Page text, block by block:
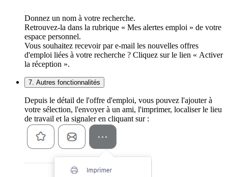
Donnez un nom à votre recherche.
Retrouvez-la dans la rubrique « Mes alertes emploi » de votre
espace personnel.
Vous souhaitez recevoir par e-mail les nouvelles offres
d'emploi liées à votre recherche ? Cliquez sur le lien « Activer
la réception ».
7. Autres fonctionnalités
Depuis le détail de l'offre d'emploi, vous pouvez l'ajouter à
votre sélection, l'envoyer à un ami, l'imprimer, localiser le lieu
de travail et la signaler en cliquant sur :